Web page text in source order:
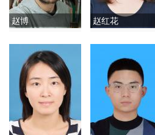
赵博 赵红花